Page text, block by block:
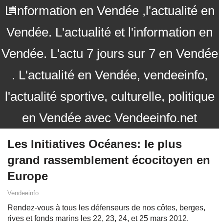
L'information en Vendée ,l'actualité en
Vendée. L'actualité et l'information en
Vendée. L'actu 7 jours sur 7 en Vendée
. L'actualité en Vendée, vendeeinfo,
l'actualité sportive, culturelle, politique
en Vendée avec Vendeeinfo.net
Les Initiatives Océanes: le plus
grand rassemblement écocitoyen en
Europe
Vendeeinfo
Rendez-vous à tous les défenseurs de nos côtes, berges,
rives et fonds marins les 22, 23, 24, et 25 mars 2012.